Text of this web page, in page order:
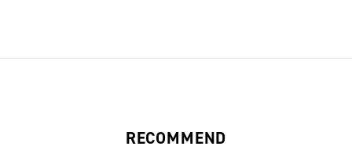
RECOMMEND